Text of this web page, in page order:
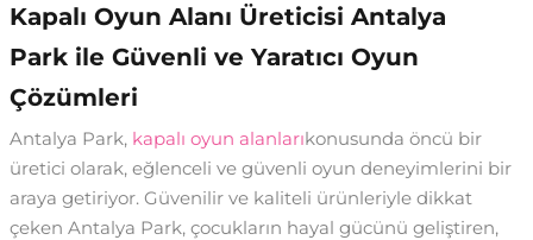
Kapalı Oyun Alanı Üreticisi Antalya
Park ile Güvenli ve Yaratıcı Oyun
Çözümleri
Antalya Park, kapalı oyun alanlarıkonusunda öncü bir
üretici olarak, eğlenceli ve güvenli oyun deneyimlerini bir
araya getiriyor. Güvenilir ve kaliteli ürünleriyle dikkat
çeken Antalya Park, çocukların hayal gücünü geliştiren,